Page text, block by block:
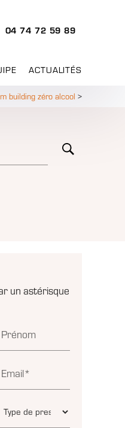
04 74 72 59 89
ACTUALITÉS
building zéro alcool >
un astérisque
Prénom
Email*